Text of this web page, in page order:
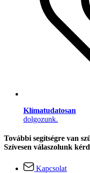
Klímatudatosan
dolgozunk.
További segítségre van
Szívesen válaszolunk
Kapcsolat